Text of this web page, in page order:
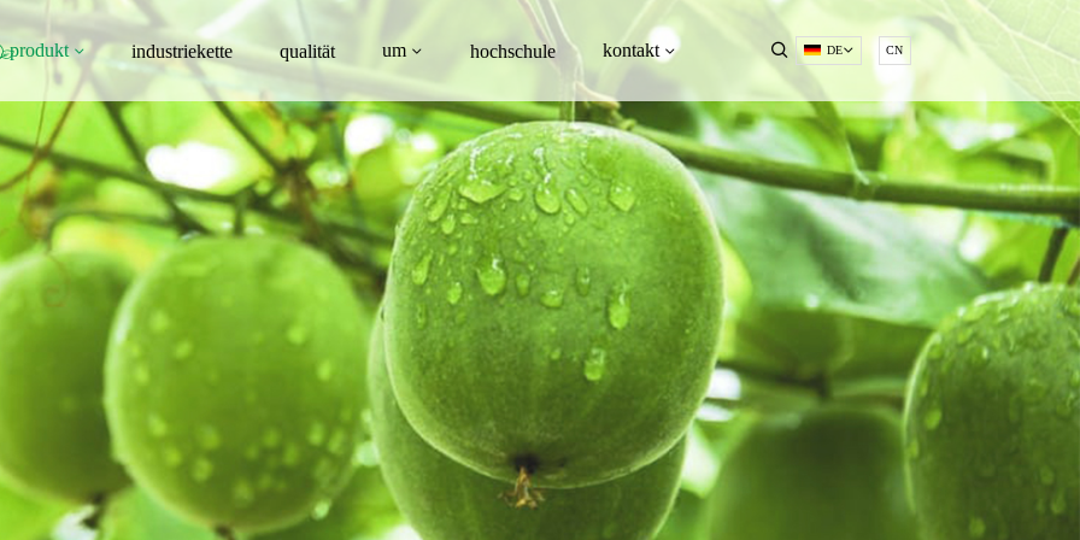
produkt industriekette qualität um hochschule kontakt DE CN